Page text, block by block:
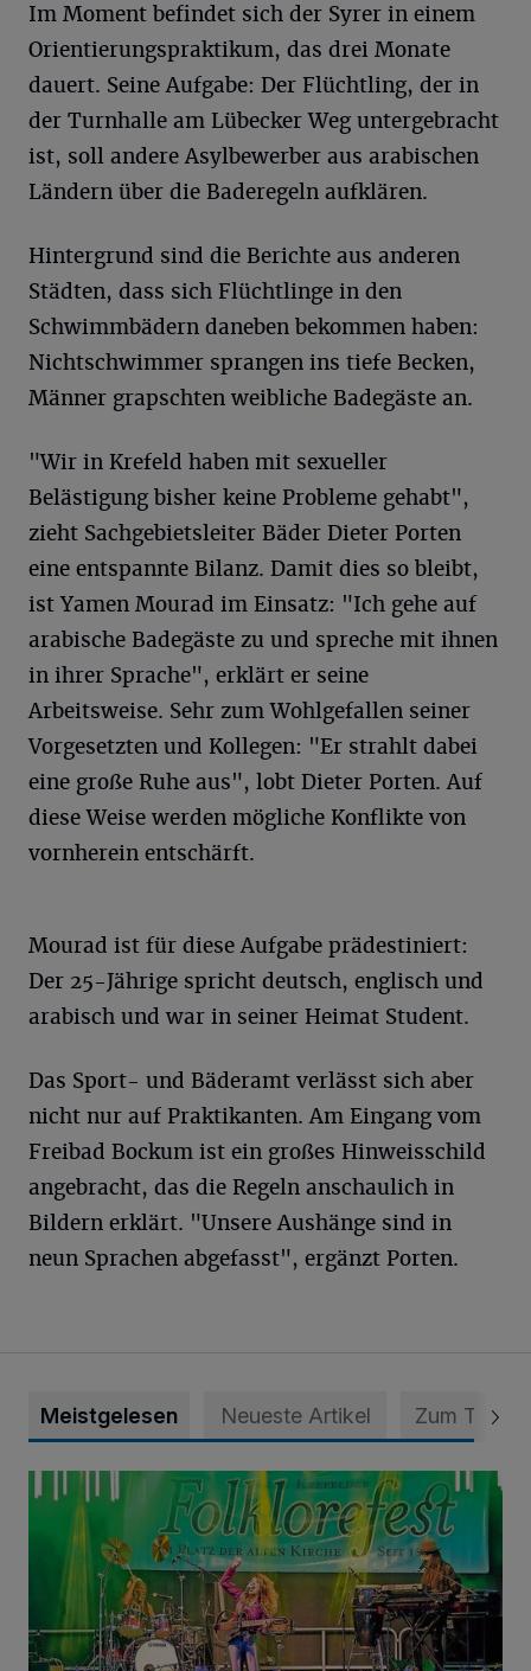
Im Moment befindet sich der Syrer in einem
Orientierungspraktikum, das drei Monate
dauert. Seine Aufgabe: Der Flüchtling, der in
der Turnhalle am Lübecker Weg untergebracht
ist, soll andere Asylbewerber aus arabischen
Ländern über die Baderegeln aufklären.
Hintergrund sind die Berichte aus anderen
Städten, dass sich Flüchtlinge in den
Schwimmbädern daneben bekommen haben:
Nichtschwimmer sprangen ins tiefe Becken,
Männer grapschten weibliche Badegäste an.
"Wir in Krefeld haben mit sexueller
Belästigung bisher keine Probleme gehabt",
zieht Sachgebietsleiter Bäder Dieter Porten
eine entspannte Bilanz. Damit dies so bleibt,
ist Yamen Mourad im Einsatz: "Ich gehe auf
arabische Badegäste zu und spreche mit ihnen
in ihrer Sprache", erklärt er seine
Arbeitsweise. Sehr zum Wohlgefallen seiner
Vorgesetzten und Kollegen: "Er strahlt dabei
eine große Ruhe aus", lobt Dieter Porten. Auf
diese Weise werden mögliche Konflikte von
vornherein entschärft.
Mourad ist für diese Aufgabe prädestiniert:
Der 25-Jährige spricht deutsch, englisch und
arabisch und war in seiner Heimat Student.
Das Sport- und Bäderamt verlässt sich aber
nicht nur auf Praktikanten. Am Eingang vom
Freibad Bockum ist ein großes Hinweisschild
angebracht, das die Regeln anschaulich in
Bildern erklärt. "Unsere Aushänge sind in
neun Sprachen abgefasst", ergänzt Porten.
Meistgelesen Neueste Artikel Zum Thema
Folklorefest Krefeld – „Frauen dieser Welt“